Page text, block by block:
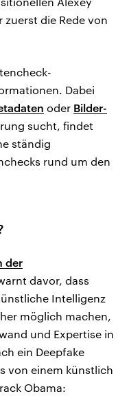
zuerst die Rede von
Dabei
oder Bilder-
sucht, findet
ständig
rund um den
der
davor, dass
Intelligenz
möglich machen,
und Expertise in
ein Deepfake
von einem künstlich
Obama: